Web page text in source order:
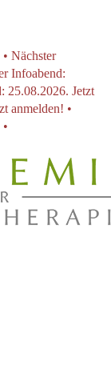
Nächster
Infoabend:
25.08.2026. Jetzt
anmelden! •